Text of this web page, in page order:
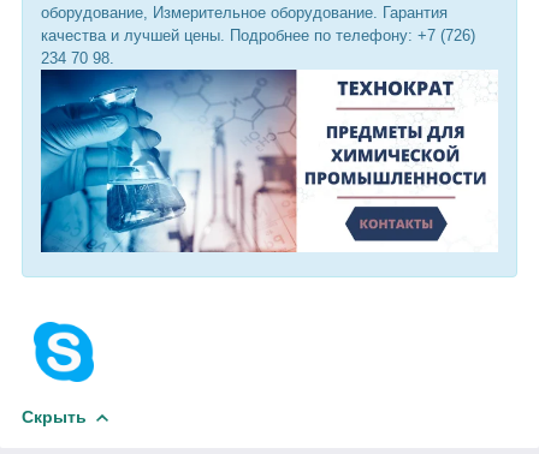
оборудование, Измерительное оборудование. Гарантия
качества и лучшей цены. Подробнее по телефону: +7 (726)
234 70 98.
Скрыть